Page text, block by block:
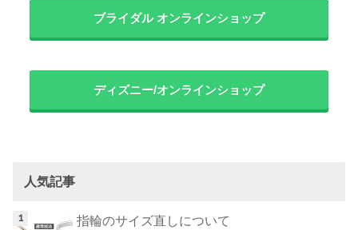
ブライダル オンラインショップ
ディズニー/オンラインショップ
人気記事
指輪のサイズ直しについて